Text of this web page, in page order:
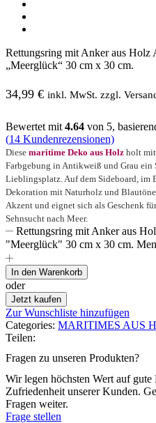
Rettungsring mit Anker aus
„Meerglück“ 30 cm x 30 cm.
34,99 € inkl. MwSt. zzgl.
Bewertet mit 4.64 von 5,
(14 Kundenrezensionen)
Diese maritime Deko aus Holz holt mit
Farbgebung in Antikweiß und Grau ein
Lieblingsplatz. Auf dem Sideboard, im
Dekoration mit Naturholz und
Akzent und eignet sich als Geschenk
Sehnsucht nach Meer.
Rettungsring mit Anker aus
"Meerglück" 30 cm x 30 cm.
In den Warenkorb
oder
Jetzt kaufen
Zur Wunschliste hinzufügen
Categories: MARITIMES AUS
Teilen:
Fragen zu unseren Produkten?
Wir legen höchsten Wert auf
Zufriedenheit unserer Kunden.
Fragen weiter.
Frage stellen